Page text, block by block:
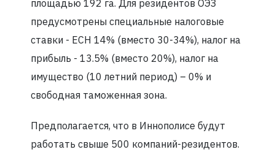
площадью 192 га. Для резидентов ОЭЗ
предусмотрены специальные налоговые
ставки - ЕСН 14% (вместо 30-34%), налог на
прибыль - 13.5% (вместо 20%), налог на
имущество (10 летний период) – 0% и
свободная таможенная зона.
Предполагается, что в Иннополисе будут
работать свыше 500 компаний-резидентов.